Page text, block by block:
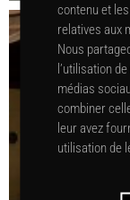
contenu et
relatives aux
Nous
l’utilisation
médias
combiner
leur avez
utilisation de